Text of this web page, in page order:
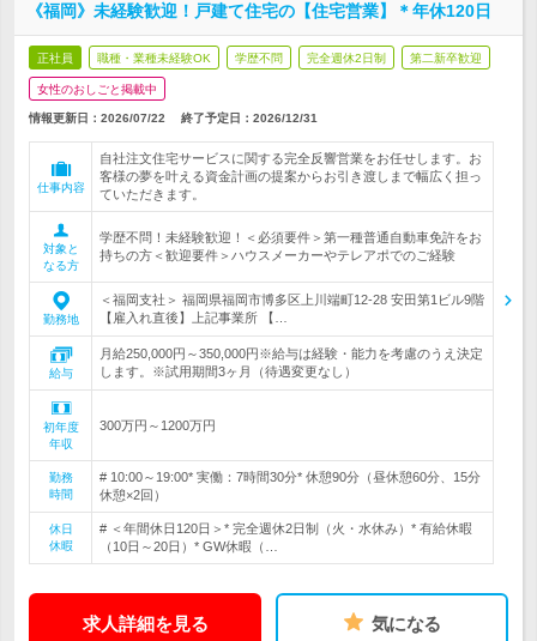
《福岡》未経験歓迎！戸建て住宅の【住宅営業】＊年休120日
正社員 職種・業種未経験OK 学歴不問 完全週休2日制 第二新卒歓迎
女性のおしごと掲載中
情報更新日：2026/07/22 終了予定日： 2026/12/31
仕事内容
自社注文住宅サービスに関する完全反響営業をお任せします。お
客様の夢を叶える資金計画の提案からお引き渡しまで幅広く担っ
ていただきます。
対象と
なる方
学歴不問！未経験歓迎！＜必須要件＞第一種普通自動車免許をお
持ちの方＜歓迎要件＞ハウスメーカーやテレアポでのご経験
勤務地
＜福岡支社＞ 福岡県福岡市博多区上川端町12-28 安田第1ビル9階
【雇入れ直後】上記事業所 【…
給与
月給250,000円～350,000円※給与は経験・能力を考慮のうえ決定
します。※試用期間3ヶ月（待遇変更なし）
初年度
年収
300万円～1200万円
勤務
時間
# 10:00～19:00* 実働：7時間30分* 休憩90分（昼休憩60分、15分
休憩×2回）
休日
休暇
# ＜年間休日120日＞* 完全週休2日制（火・水休み）* 有給休暇
（10日～20日）* GW休暇（…
求人詳細を見る 気になる